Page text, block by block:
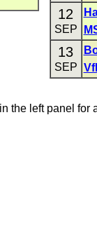
12
SEP
13
SEP
the left panel for